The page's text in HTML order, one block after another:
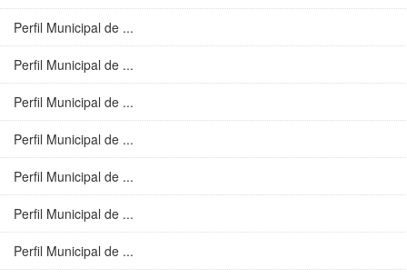
Perfil Municipal de ...
Perfil Municipal de ...
Perfil Municipal de ...
Perfil Municipal de ...
Perfil Municipal de ...
Perfil Municipal de ...
Perfil Municipal de ...